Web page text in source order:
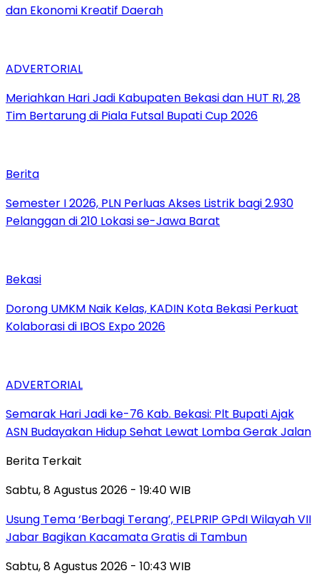
dan Ekonomi Kreatif Daerah
ADVERTORIAL
Meriahkan Hari Jadi Kabupaten Bekasi dan HUT RI, 28
Tim Bertarung di Piala Futsal Bupati Cup 2026
Berita
Semester I 2026, PLN Perluas Akses Listrik bagi 2.930
Pelanggan di 210 Lokasi se-Jawa Barat
Bekasi
Dorong UMKM Naik Kelas, KADIN Kota Bekasi Perkuat
Kolaborasi di IBOS Expo 2026
ADVERTORIAL
‎Semarak Hari Jadi ke-76 Kab. Bekasi: Plt Bupati Ajak
ASN Budayakan Hidup Sehat Lewat Lomba Gerak Jalan
Berita Terkait
Sabtu, 8 Agustus 2026 - 19:40 WIB
‎Usung Tema ‘Berbagi Terang’, PELPRIP GPdI Wilayah VII
Jabar Bagikan Kacamata Gratis di Tambun
Sabtu, 8 Agustus 2026 - 10:43 WIB